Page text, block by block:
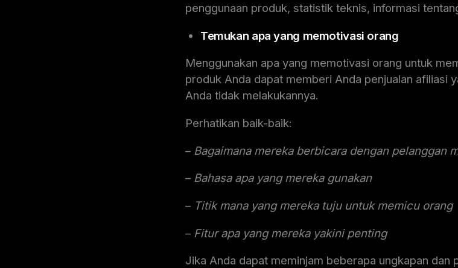
penggunaan produk, statistik teknis, informasi
Temukan apa yang memotivasi orang
Menggunakan apa yang memotivasi orang untuk
produk Anda dapat memberi Anda penjualan afiliasi
Anda tidak melakukannya.
Perhatikan baik-baik:
– Bagaimana mereka berbicara dengan pelanggan
– Bahasa apa yang mereka gunakan
– Titik mana yang mereka tuju untuk memicu orang
– Fitur apa yang mereka yakini penting
Jika Anda dapat meminjam beberapa ungkapan dan